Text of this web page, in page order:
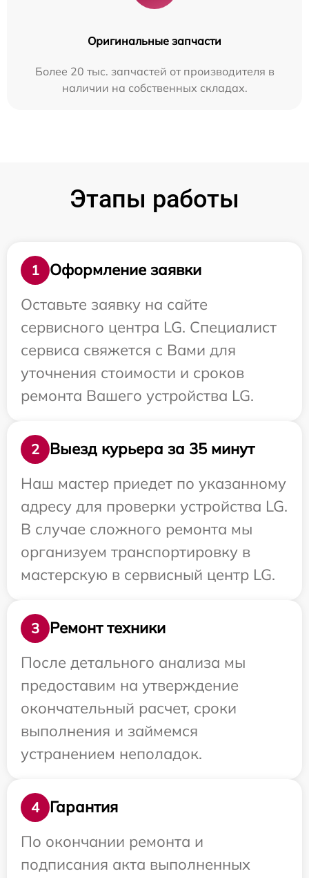
Оригинальные запчасти
Более 20 тыс. запчастей от производителя в
наличии на собственных складах.
Этапы работы
1
Оформление заявки
Оставьте заявку на сайте
сервисного центра LG. Специалист
сервиса свяжется с Вами для
уточнения стоимости и сроков
ремонта Вашего устройства LG.
2
Выезд курьера за 35 минут
Наш мастер приедет по указанному
адресу для проверки устройства LG.
В случае сложного ремонта мы
организуем транспортировку в
мастерскую в сервисный центр LG.
3
Ремонт техники
После детального анализа мы
предоставим на утверждение
окончательный расчет, сроки
выполнения и займемся
устранением неполадок.
4
Гарантия
По окончании ремонта и
подписания акта выполненных